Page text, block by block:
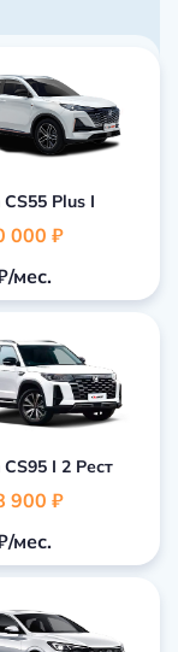
Plus I
000 ₽
мес.
I 2 Рест
900 ₽
мес.